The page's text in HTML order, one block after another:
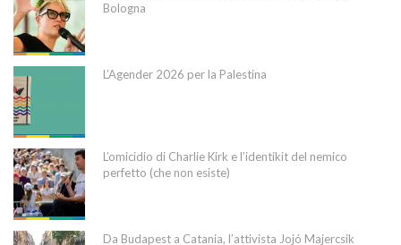
Bologna
L’Agender 2026 per la Palestina
L’omicidio di Charlie Kirk e l’identikit del nemico
perfetto (che non esiste)
Da Budapest a Catania, l’attivista Jojó Majercsik